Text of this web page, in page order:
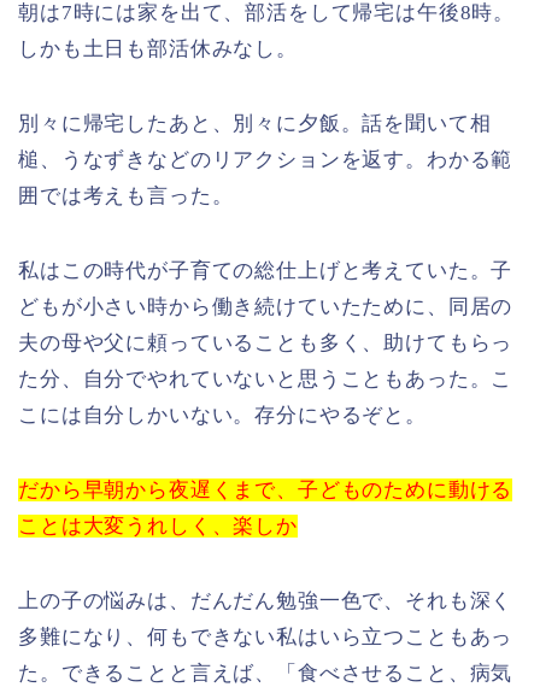
朝は7時には家を出て、部活をして帰宅は午後8時。
しかも土日も部活休みなし。
別々に帰宅したあと、別々に夕飯。話を聞いて相
槌、うなずきなどのリアクションを返す。わかる範
囲では考えも言った。
私はこの時代が子育ての総仕上げと考えていた。子
どもが小さい時から働き続けていたために、同居の
夫の母や父に頼っていることも多く、助けてもらっ
た分、自分でやれていないと思うこともあった。こ
こには自分しかいない。存分にやるぞと。
だから早朝から夜遅くまで、子どものために動ける
ことは大変うれしく、楽しか
上の子の悩みは、だんだん勉強一色で、それも深く
多難になり、何もできない私はいら立つこともあっ
た。できることと言えば、「食べさせること、病気